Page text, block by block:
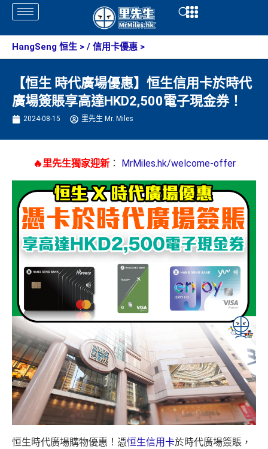
Skip
content
Open
HangSeng 恒生 > / 信用卡優惠 >
【恒生 時代廣場優惠】恒生信用卡於時代
廣場簽賬享高達HKD2,500電子現金券！
2024-08-15 里先生 Mr. Miles
🔥里先生獨家迎新： MrMiles.hk/welcome-offer
恒生時代廣場購物優惠！憑恒生信用卡於時代廣場簽賬，